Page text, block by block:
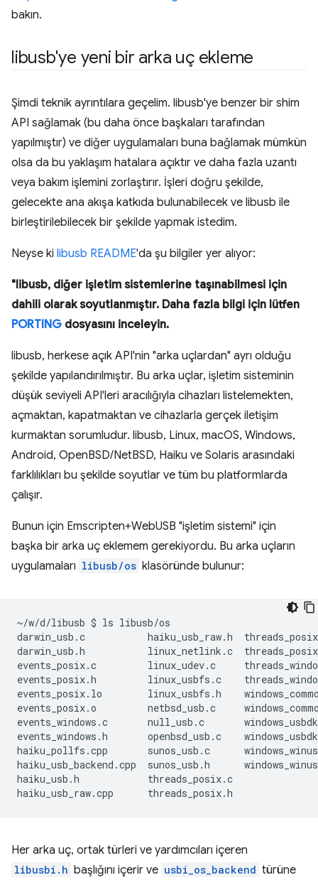
bakın.
libusb'ye yeni bir arka uç ekleme
Şimdi teknik ayrıntılara geçelim. libusb'ye benzer bir shim
API sağlamak (bu daha önce başkaları tarafından
yapılmıştır) ve diğer uygulamaları buna bağlamak mümkün
olsa da bu yaklaşım hatalara açıktır ve daha fazla uzantı
veya bakım işlemini zorlaştırır. İşleri doğru şekilde,
gelecekte ana akışa katkıda bulunabilecek ve libusb ile
birleştirilebilecek bir şekilde yapmak istedim.
Neyse ki libusb README'da şu bilgiler yer alıyor:
"libusb, diğer işletim sistemlerine taşınabilmesi için
dahili olarak soyutlanmıştır. Daha fazla bilgi için lütfen
PORTING dosyasını inceleyin.
libusb, herkese açık API'nin "arka uçlardan" ayrı olduğu
şekilde yapılandırılmıştır. Bu arka uçlar, işletim sisteminin
düşük seviyeli API'leri aracılığıyla cihazları listelemekten,
açmaktan, kapatmaktan ve cihazlarla gerçek iletişim
kurmaktan sorumludur. libusb, Linux, macOS, Windows,
Android, OpenBSD/NetBSD, Haiku ve Solaris arasındaki
farklılıkları bu şekilde soyutlar ve tüm bu platformlarda
çalışır.
Bunun için Emscripten+WebUSB "işletim sistemi" için
başka bir arka uç eklemem gerekiyordu. Bu arka uçların
uygulamaları libusb/os klasöründe bulunur:
~/w/d/libusb $ ls libusb/os
darwin_usb.c
haiku_usb_raw.h
darwin_usb.h
linux_netlink.c
events_posix.c
linux_udev.c
events_posix.h
linux_usbfs.c
events_posix.lo
linux_usbfs.h
events_posix.o
netbsd_usb.c
events_windows.c
null_usb.c
events_windows.h
openbsd_usb.c
haiku_pollfs.cpp
sunos_usb.c
haiku_usb_backend.cpp
sunos_usb.h
haiku_usb.h
threads_posix.c
haiku_usb_raw.cpp
Her arka uç, ortak türleri ve yardımcıları içeren
libusbi.h başlığını içerir ve usbi_os_backend türüne